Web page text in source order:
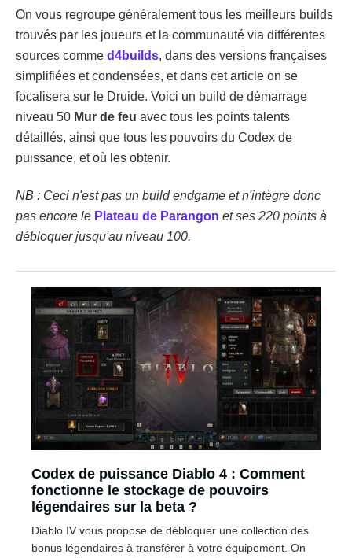
On vous regroupe généralement tous les meilleurs builds
trouvés par les joueurs et la communauté via différentes
sources comme d4builds, dans des versions françaises
simplifiées et condensées, et dans cet article on se
focalisera sur le Druide. Voici un build de démarrage
niveau 50 Mur de feu avec tous les points talents
détaillés, ainsi que tous les pouvoirs du Codex de
puissance, et où les obtenir.
NB : Ceci n'est pas un build endgame et n'intègre donc
pas encore le Plateau de Parangon et ses 220 points à
débloquer jusqu'au niveau 100.
Codex de puissance Diablo 4 : Comment
fonctionne le stockage de pouvoirs
légendaires sur la beta ?
Diablo IV vous propose de débloquer une collection des
bonus légendaires à transférer à votre équipement. On